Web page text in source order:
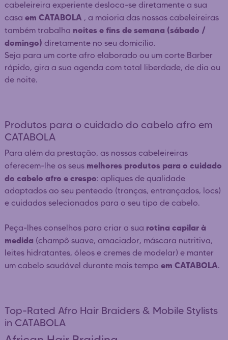
cabeleireira experiente desloca-se diretamente a sua
casa em CATABOLA , a maioria das nossas cabeleireiras
também trabalha noites e fins de semana (sábado /
domingo) diretamente no seu domicílio.
Seja para um corte afro elaborado ou um corte Barber
rápido, gira a sua agenda com total liberdade, de dia ou
de noite.
Produtos para o cuidado do cabelo afro em
CATABOLA
Para além da prestação, as nossas cabeleireiras
oferecem-lhe os seus melhores produtos para o cuidado
do cabelo afro e crespo: apliques de qualidade
adaptados ao seu penteado (tranças, entrançados, locs)
e cuidados selecionados para o seu tipo de cabelo.
Peça-lhes conselhos para criar a sua rotina capilar à
medida (champô suave, amaciador, máscara nutritiva,
leites hidratantes, óleos e cremes de modelar) e manter
um cabelo saudável durante mais tempo em CATABOLA.
Top-Rated Afro Hair Braiders & Mobile Stylists
in CATABOLA